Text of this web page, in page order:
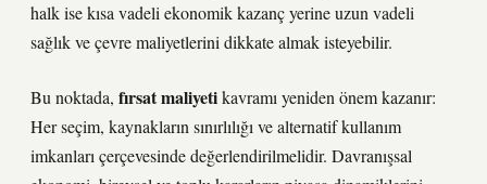
halk ise kısa vadeli ekonomik kazanç yerine uzun vadeli
sağlık ve çevre maliyetlerini dikkate almak isteyebilir.
Bu noktada, fırsat maliyetikavramı yeniden önem kazanır:
Her seçim, kaynakların sınırlılığı ve alternatif kullanım
imkanları çerçevesinde değerlendirilmelidir. Davranışsal